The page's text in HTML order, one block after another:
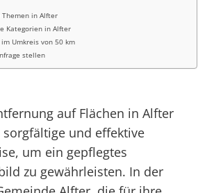
in Alfter
Kategorien in Alfter
Umkreis von 50 km
stellen
auf Flächen in Alfter
und effektive
um ein gepflegtes
zu gewährleisten. In der